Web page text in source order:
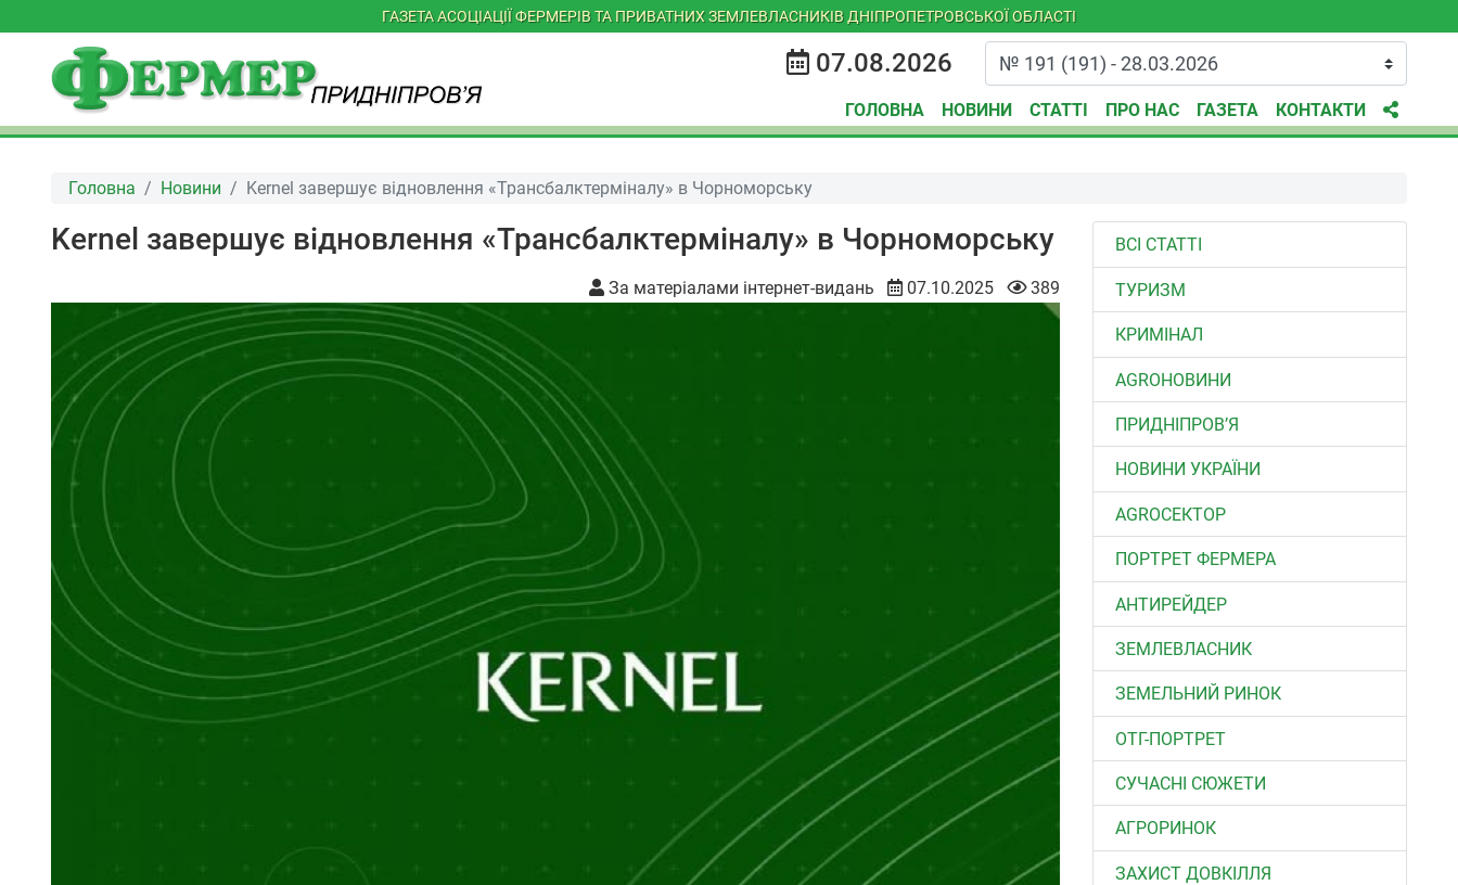
ГАЗЕТА АСОЦІАЦІЇ ФЕРМЕРІВ ТА ПРИВАТНИХ ЗЕМЛЕВЛАСНИКІВ ДНІПРОПЕТРОВСЬКОЇ ОБЛАСТІ
07.08.2026
ГОЛОВНА НОВИНИ СТАТТІ ПРО НАС ГАЗЕТА КОНТАКТИ
Головна Новини Kernel завершує відновлення «Трансбалктерміналу» в Чорноморську
Kernel завершує відновлення «Трансбалктерміналу» в Чорноморську
За матеріалами інтернет-видань 07.10.2025 389
ВСІ СТАТТІ
ТУРИЗМ
КРИМІНАЛ
AGROНОВИНИ
ПРИДНІПРОВ’Я
НОВИНИ УКРАЇНИ
АGROСЕКТОР
ПОРТРЕТ ФЕРМЕРА
АНТИРЕЙДЕР
ЗЕМЛЕВЛАСНИК
ЗЕМЕЛЬНИЙ РИНОК
ОТГ-ПОРТРЕТ
СУЧАСНІ СЮЖЕТИ
АГРОРИНОК
ЗАХИСТ ДОВКІЛЛЯ